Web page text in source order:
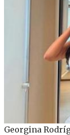
Georgina